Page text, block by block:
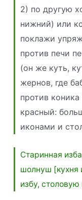
2) по другую
нижний) или
поклажи
против печи
(он же куть,
жернов, где
против
красный:
иконами и
Старинная
шолнуш [кухня
избу,